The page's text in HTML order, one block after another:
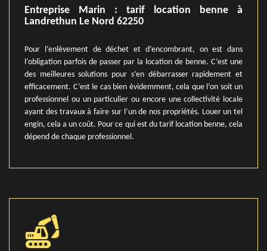
Entreprise Marin : tarif location benne à
Landrethun Le Nord 62250
Pour l’enlèvement de déchet et d’encombrant, on est dans
l’obligation parfois de passer par la location de benne. C’est une
des meilleures solutions pour s’en débarrasser rapidement et
efficacement. C’est le cas bien évidemment, cela que l’on soit un
professionnel ou un particulier ou encore une collectivité locale
ayant des travaux à faire sur l’un de nos propriétés. Louer un tel
engin, cela a un coût. Pour ce qui est du tarif location benne, cela
dépend de chaque professionnel.